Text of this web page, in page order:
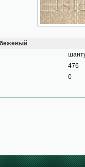
476
0